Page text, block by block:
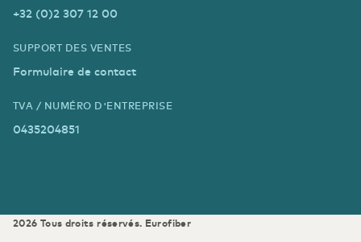
+32 (0)2 307 12 00
SUPPORT DES VENTES
Formulaire de contact
TVA / NUMÉRO D'ENTREPRISE
0435204851
2026 Tous droits réservés. Eurofiber